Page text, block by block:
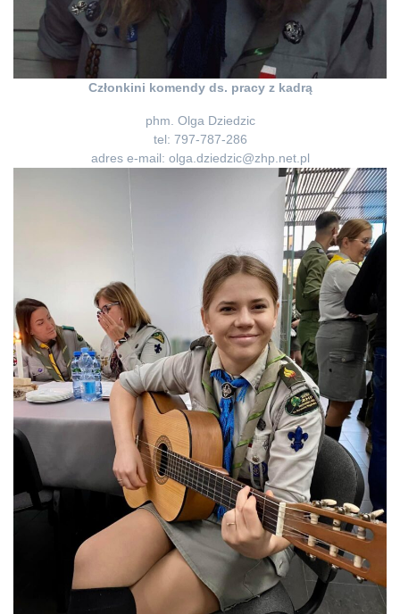
Członkini komendy ds. pracy z kadrą
phm. Olga Dziedzic
tel: 797-787-286
adres e-mail: olga.dziedzic@zhp.net.pl